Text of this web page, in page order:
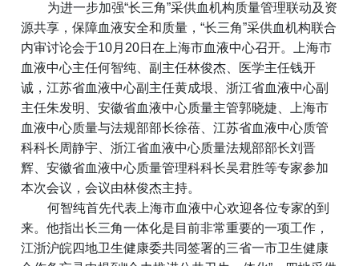
为进一步加强“长三角”采供血机构质量管理联动及资
源共享，保障血液安全和质量，“长三角”采供血机构联合
内审讨论会于10月20日在上海市血液中心召开。上海市
血液中心主任何智纯、副主任林俊杰、医学主任钱开
诚，江苏省血液中心副主任黄成垠、浙江省血液中心副
主任朱发明、安徽省血液中心质量主管郭晓婕、上海市
血液中心质量与法规部部长徐蓓、江苏省血液中心质管
科科长周静宇、浙江省血液中心质量法规部部长刘晋
辉、安徽省血液中心质量管理科科长吴君胜等专家参加
本次会议，会议由林俊杰主持。
何智纯首先代表上海市血液中心欢迎各位专家的到
来。他指出长三角一体化是目前非常重要的一项工作，
江浙沪皖四地卫生健康委共同签署的三省一市卫生健康